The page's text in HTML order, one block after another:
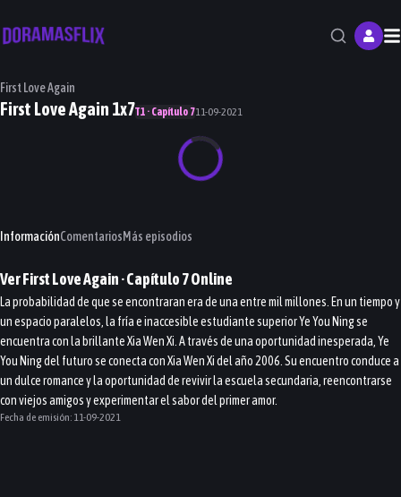
First Love Again
First Love Again 1x7T1 · Capítulo 711-09-2021
InformaciónComentariosMás episodios
VerFirst Love Again· Capítulo7Online
La probabilidad de que se encontraran era de una entre mil millones. En un tiempo y
un espacio paralelos, la fría e inaccesible estudiante superior Ye You Ning se
encuentra con la brillante Xia Wen Xi. A través de una oportunidad inesperada, Ye
You Ning del futuro se conecta con Xia Wen Xi del año 2006. Su encuentro conduce a
un dulce romance y la oportunidad de revivir la escuela secundaria, reencontrarse
con viejos amigos y experimentar el sabor del primer amor.
Fecha de emisión: 11-09-2021